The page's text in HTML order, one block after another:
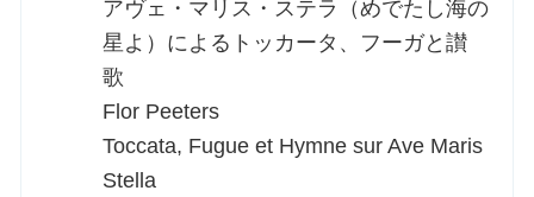
アヴェ・マリス・ステラ（めでたし海の
星よ）によるトッカータ、フーガと讃
歌
Flor Peeters
Toccata, Fugue et Hymne sur Ave Maris
Stella